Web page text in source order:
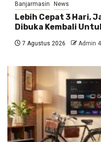
Banjarmasin News
Lebih Cepat 3 Hari,
Dibuka Kembali
7 Agustus 2026 Admin 4